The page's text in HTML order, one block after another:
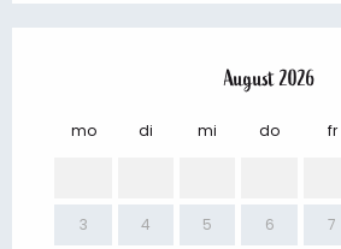
August 2026
mo di mi do fr
3 4 5 6 7